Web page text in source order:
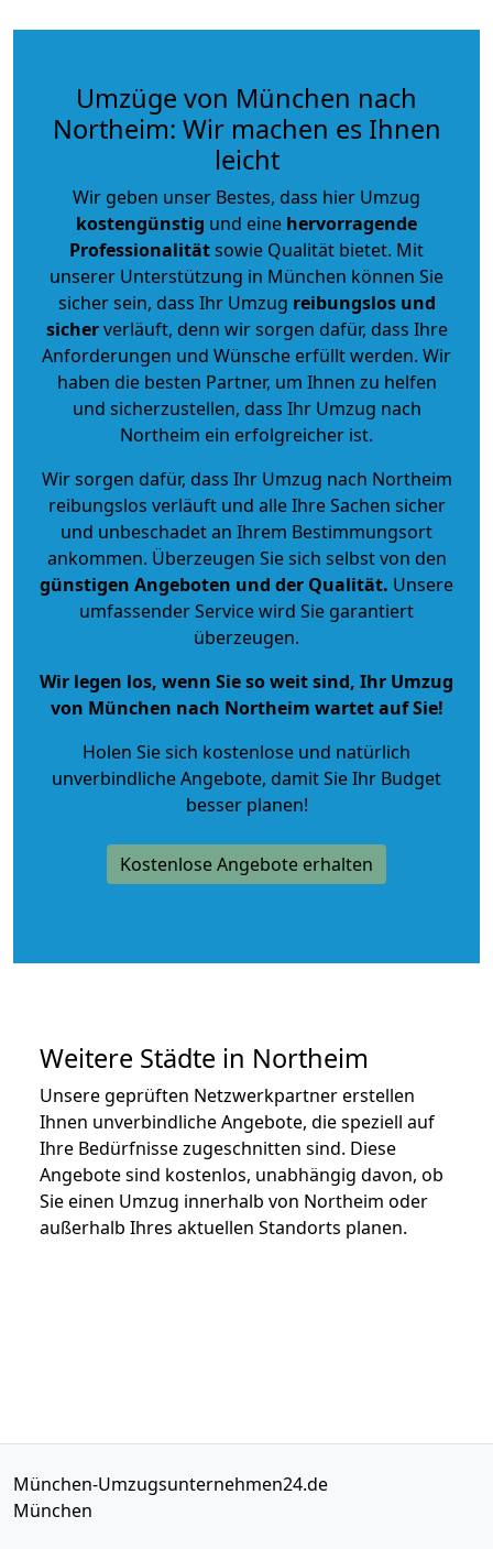
Umzüge von München nach
Northeim: Wir machen es Ihnen
leicht
Wir geben unser Bestes, dass hier Umzug
kostengünstig und eine hervorragende
Professionalitätsowie Qualität bietet. Mit
unserer Unterstützung in München können Sie
sicher sein, dass Ihr Umzug reibungslos und
sicherverläuft, denn wir sorgen dafür, dass Ihre
Anforderungen und Wünsche erfüllt werden. Wir
haben die besten Partner, um Ihnen zu helfen
und sicherzustellen, dass Ihr Umzug nach
Northeim ein erfolgreicher ist.
Wir sorgen dafür, dass Ihr Umzug nach Northeim
reibungslos verläuft und alle Ihre Sachen sicher
und unbeschadet an Ihrem Bestimmungsort
ankommen. Überzeugen Sie sich selbst von den
günstigen Angeboten und der Qualität. Unsere
umfassender Service wird Sie garantiert
überzeugen.
Wir legen los, wenn Sie so weit sind, Ihr Umzug
von München nach Northeim wartet auf Sie!
Holen Sie sich kostenlose und natürlich
unverbindliche Angebote, damit Sie Ihr Budget
besser planen!
Kostenlose Angebote erhalten
Weitere Städte in Northeim
Unsere geprüften Netzwerkpartner erstellen
Ihnen unverbindliche Angebote, die speziell auf
Ihre Bedürfnisse zugeschnitten sind. Diese
Angebote sind kostenlos, unabhängig davon, ob
Sie einen Umzug innerhalb von Northeim oder
außerhalb Ihres aktuellen Standorts planen.
München-Umzugsunternehmen24.de
München